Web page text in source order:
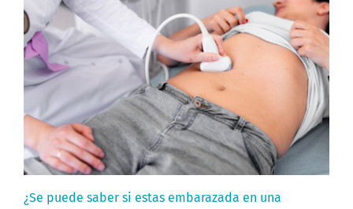
¿Se puede saber si estas embarazada en una